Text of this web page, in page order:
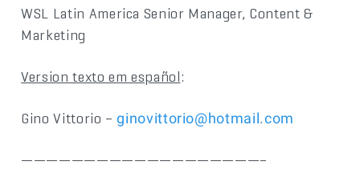
WSL Latin America Senior Manager, Content &
Marketing
Version texto em español:
Gino Vittorio –ginovittorio@hotmail.com
———————————————————–